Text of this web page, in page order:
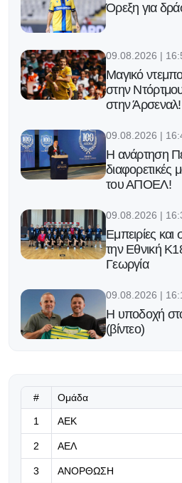
Όρεξη για
09.08.2026 |
Μαγικό
στην
στην Άρσεναλ!
09.08.2026 |
Η ανάρτηση
διαφορετικές
του ΑΠΟΕΛ!
09.08.2026 |
Εμπειρίες και
την Εθνική
Γεωργία
09.08.2026 |
Η υποδοχή
(βίντεο)
Πάλεψε μέχρι
Παίδων
# Ομάδα
1 ΑΕΚ
2 ΑΕΛ
3 ΑΝΟΡΘΩΣΗ